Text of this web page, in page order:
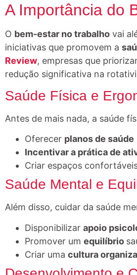
A Importância do
O bem-estar no trabalho vai
iniciativas que promovem a
Review, empresas que
redução significativa na
Saúde Física e
Antes de mais nada, a saúde
Oferecer planos de saúde
Incentivar a prática de
Criar espaços
Saúde Mental e
Além disso, cuidar da saúde
Disponibilizar apoio
Promover um equilíbrio
Criar uma cultura